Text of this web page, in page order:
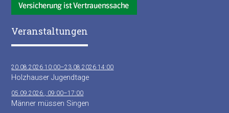
Veranstaltungen
20.08.2026 10:00–23.08.2026 14:00
Holzhauser Jugendtage
05.09.2026 , 09:00–17:00
Männer müssen Singen